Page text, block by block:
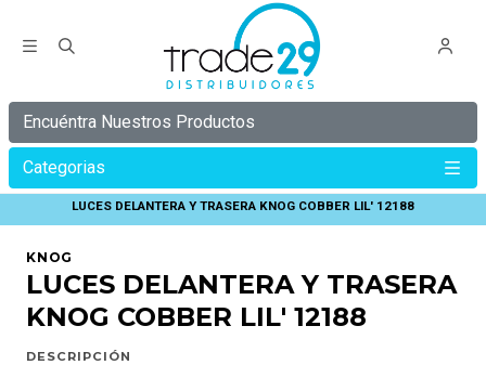
Encuéntra Nuestros Productos
Categorias
LUCES DELANTERA Y TRASERA KNOG COBBER LIL' 12188
KNOG
LUCES DELANTERA Y TRASERA
KNOG COBBER LIL' 12188
DESCRIPCIÓN